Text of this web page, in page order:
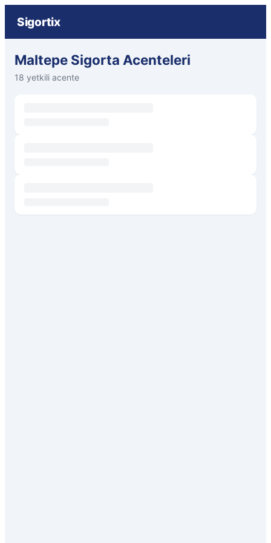
Sigortix
Maltepe Sigorta Acenteleri
18 yetkili acente